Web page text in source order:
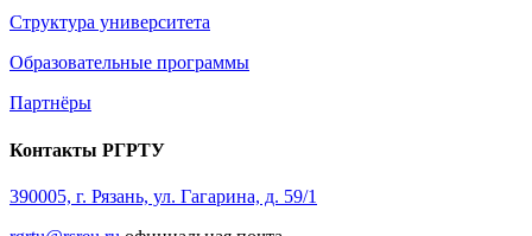
Структура университета
Образовательные программы
Партнёры
Контакты РГРТУ
390005, г. Рязань, ул. Гагарина, д. 59/1